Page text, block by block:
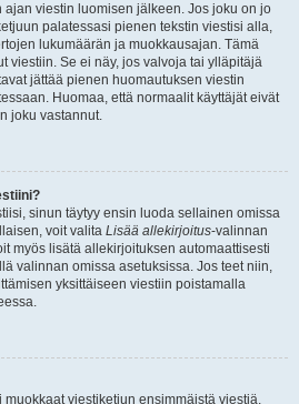
viestin luomisen jälkeen. Jos joku on jo
palatessasi pienen tekstin viestisi alla,
lukumäärän ja muokkausajan. Tämä
viestiin. Se ei näy, jos valvoja tai ylläpitäjä
jättää pienen huomautuksen viestin
Huomaa, että normaalit käyttäjät eivät
joku vastannut.
sinun täytyy ensin luoda sellainen omissa
voit valita Lisää allekirjoitus-valinnan
myös lisätä allekirjoituksen automaattisesti
valinnan omissa asetuksissa. Jos teet niin,
yksittäiseen viestiin poistamalla
muokkaat viestiketjun ensimmäistä viestiä,